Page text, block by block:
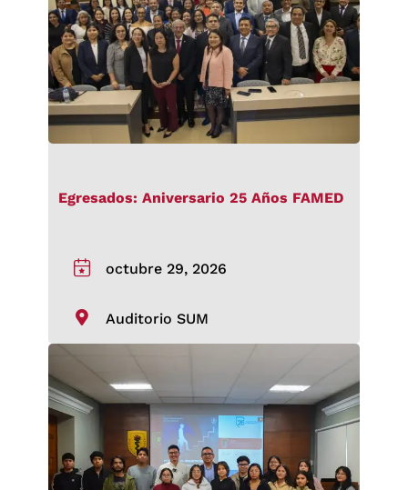
Egresados: Aniversario 25 Años FAMED
octubre 29, 2026
Auditorio SUM